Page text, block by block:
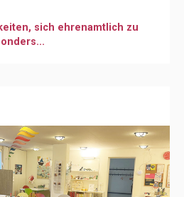
gleich zwei unserer